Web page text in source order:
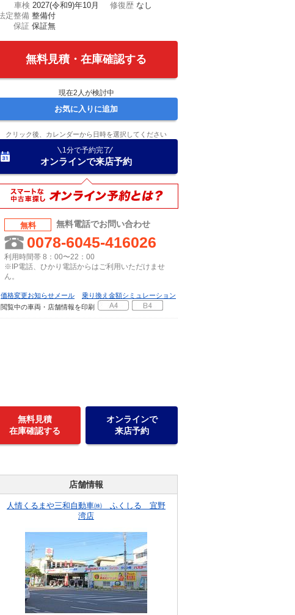
車検 2027(令和9)年10月 修復歴 なし
定整備 整備付
保証 保証無
無料見積・在庫確認する
現在2 人が検討中
お気に入りに追加
クリック後、カレンダーから日時を選択してください
1分で予約完了
オンラインで来店予約
無料 無料電話でお問い合わせ
0078-6045-416026
利用時間帯 8：00〜22：00
※IP電話、ひかり電話からはご利用いただけませ
ん。
価格変更お知らせメール
乗り換え金額シミュレーション
閲覧中の車両・店舗情報を印刷
無料見積
在庫確認する
オンラインで
来店予約
店舗情報
人情くるまや三和自動車㈱ ふくしる 宜野
湾店